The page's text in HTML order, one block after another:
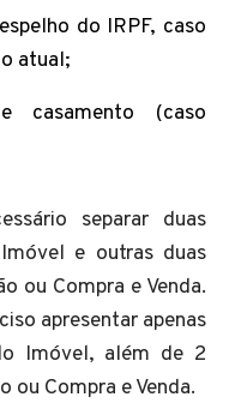
do IRPF, caso
atual;
casamento (caso
separar duas
e outras duas
ou Compra e Venda.
apresentar apenas
Imóvel, além de 2
ou Compra e Venda.